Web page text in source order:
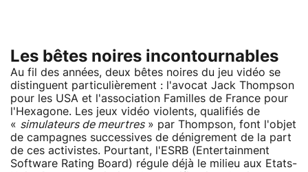
Les bêtes noires incontournables
Au fil des années, deux bêtes noires du jeu vidéo se
distinguent particulièrement : l'avocat Jack Thompson
pour les USA et l'association Familles de France pour
l'Hexagone. Les jeux vidéo violents, qualifiés de
« simulateurs de meurtres» par Thompson, font l'objet
de campagnes successives de dénigrement de la part
de ces activistes. Pourtant, l'ESRB (Entertainment
Software Rating Board) régule déjà le milieu aux Etats-